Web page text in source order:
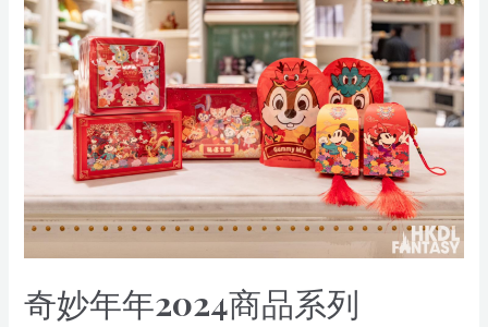
奇妙年年2024商品系列